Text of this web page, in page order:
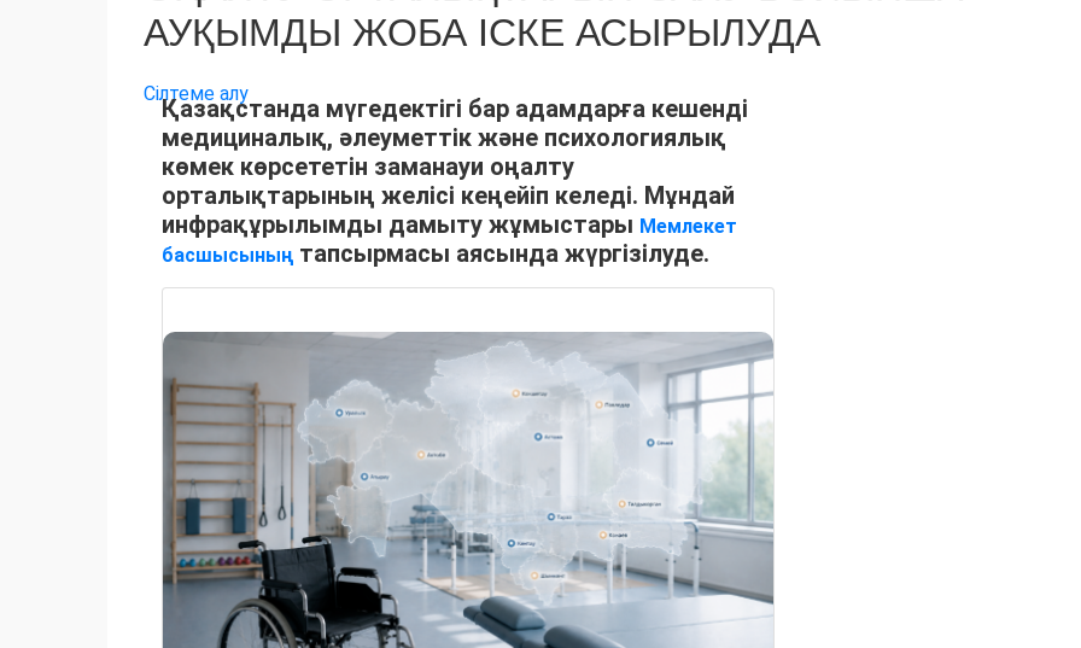
АУҚЫМДЫ ЖОБА ІСКЕ АСЫРЫЛУДА
Сілтеме алу
Қазақстанда мүгедектігі бар адамдарға кешенді
медициналық, әлеуметтік және психологиялық
көмек көрсететін заманауи оңалту
орталықтарының желісі кеңейіп келеді. Мұндай
инфрақұрылымды дамыту жұмыстары Мемлекет
басшысының тапсырмасы аясында жүргізілуде.